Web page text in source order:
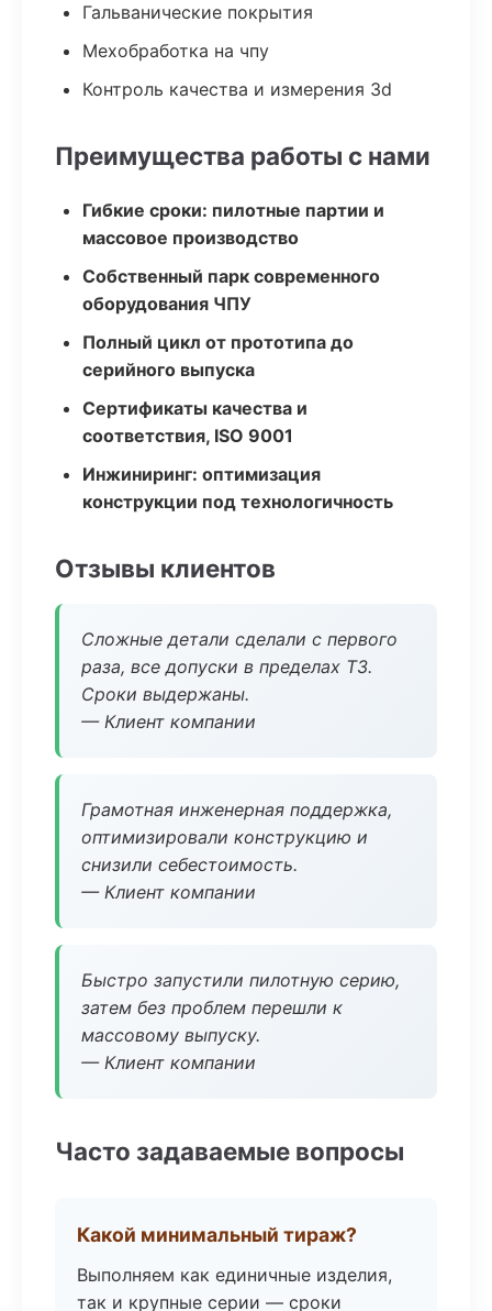
Гальванические покрытия
Мехобработка на чпу
Контроль качества и измерения 3d
Преимущества работы с нами
Гибкие сроки: пилотные партии и
массовое производство
Собственный парк современного
оборудования ЧПУ
Полный цикл от прототипа до
серийного выпуска
Сертификаты качества и
соответствия, ISO 9001
Инжиниринг: оптимизация
конструкции под технологичность
Отзывы клиентов
Сложные детали сделали с первого
раза, все допуски в пределах ТЗ.
Сроки выдержаны.
— Клиент компании
Грамотная инженерная поддержка,
оптимизировали конструкцию и
снизили себестоимость.
— Клиент компании
Быстро запустили пилотную серию,
затем без проблем перешли к
массовому выпуску.
— Клиент компании
Часто задаваемые вопросы
Какой минимальный тираж?
Выполняем как единичные изделия,
так и крупные серии — сроки